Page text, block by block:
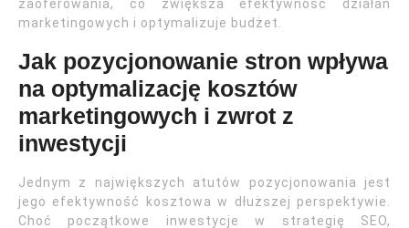
zaoferowania, co zwiększa efektywność działań
marketingowych i optymalizuje budżet.
Jak pozycjonowanie stron wpływa
na optymalizację kosztów
marketingowych i zwrot z
inwestycji
Jednym z największych atutów pozycjonowania jest
jego efektywność kosztowa w dłuższej perspektywie.
Choć początkowe inwestycje w strategię SEO,